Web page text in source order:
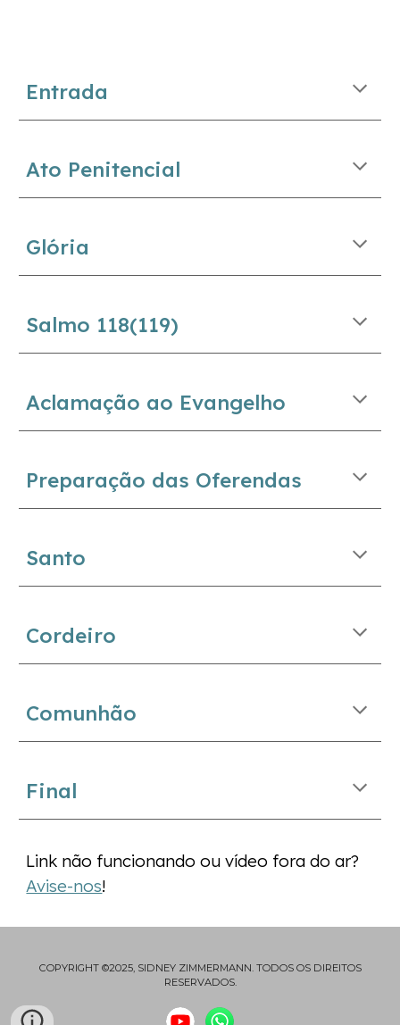
Entrada
Ato Penitencial
Glória
Salmo 118(119)
Aclamação ao Evangelho
Preparação das Oferendas
Santo
Cordeiro
Comunhão
Final
Link não funcionando ou vídeo fora do ar?
Avise-nos!
COPYRIGHT ©2025, SIDNEY ZIMMERMANN. TODOS OS DIREITOS
RESERVADOS.